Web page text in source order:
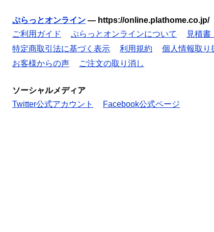
ぷらっとオンライン — https://online.plathome.co.jp/
ご利用ガイド
ぷらっとオンラインについて 見積書
特定商取引法に基づく表示
利用規約 個人情報取り
お客様からの声
ご注文の取り消し
ソーシャルメディア
Twitter公式アカウント
Facebook公式ページ